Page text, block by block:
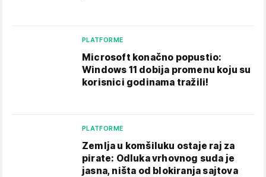
PLATFORME
Microsoft konačno popustio:
Windows 11 dobija promenu koju su
korisnici godinama tražili!
PLATFORME
Zemlja u komšiluku ostaje raj za
pirate: Odluka vrhovnog suda je
jasna, ništa od blokiranja sajtova